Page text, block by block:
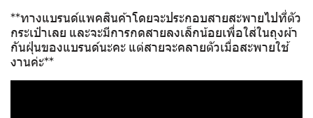
**ทางแบรนด์แพคสินค้าโดยจะประกอบสายสะพายไปที่ตัว
กระเป๋าเลย และจะมีการกดสายลงเล็กน้อยเพื่อใส่ในถุงผ้า
กันฝุ่นของแบรนด์นะคะ แต่สายจะคลายตัวเมื่อสะพายใช้
งานค่ะ**